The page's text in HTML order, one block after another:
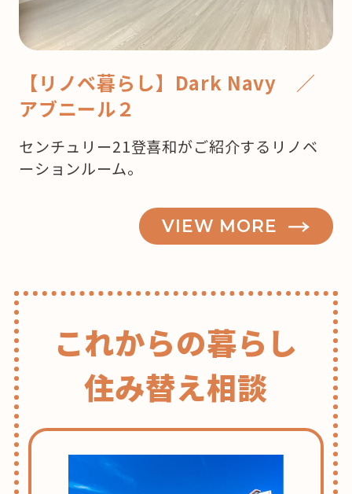
【リノベ暮らし】Dark Navy ／
アブニール２
センチュリー21登喜和がご紹介するリノベ
ーションルーム。
VIEW MORE
これからの暮らし
住み替え相談